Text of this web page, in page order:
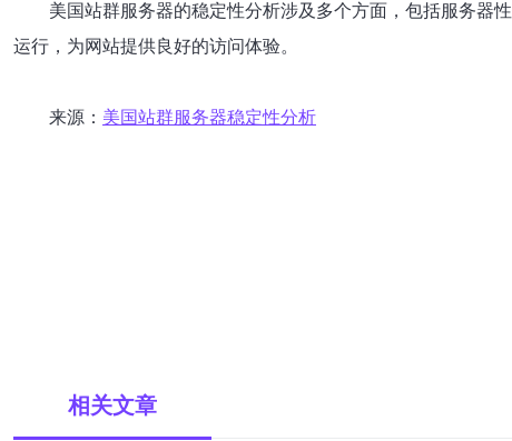
美国站群服务器的稳定性分析涉及多个方面，包括服务器
运行，为网站提供良好的访问体验。
来源： 美国站群服务器稳定性分析
相关文章